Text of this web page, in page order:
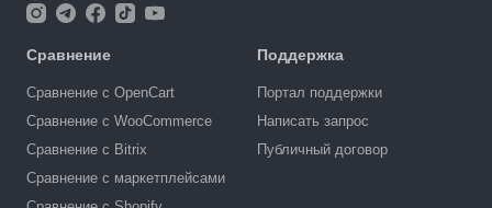
Сравнение
Сравнение с OpenCart
Сравнение с WooCommerce
Сравнение с Bitrix
Сравнение с маркетплейсами
Поддержка
Портал поддержки
Написать запрос
Публичный договор